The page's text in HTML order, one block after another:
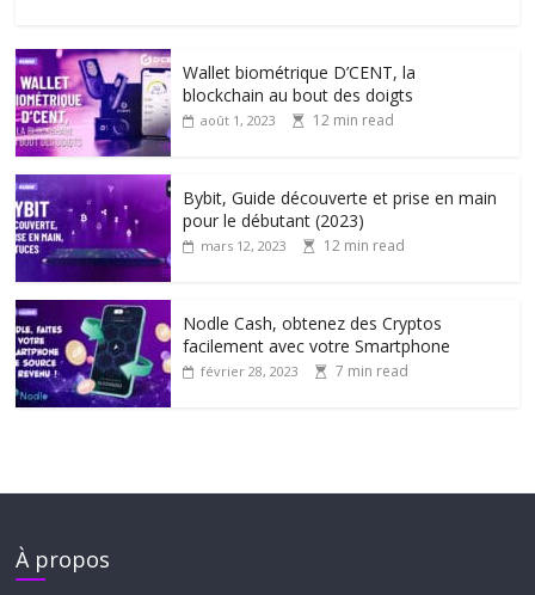
Wallet biométrique D’CENT, la
blockchain au bout des doigts
août 1, 2023 12 min read
Bybit, Guide découverte et prise en main
pour le débutant (2023)
mars 12, 2023 12 min read
Nodle Cash, obtenez des Cryptos
facilement avec votre Smartphone
février 28, 2023 7 min read
À propos